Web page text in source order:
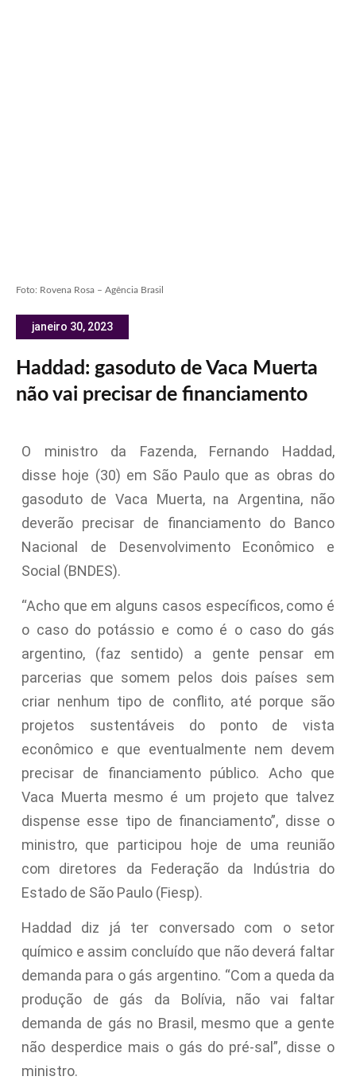
Foto: Rovena Rosa – Agência Brasil
janeiro 30, 2023
Haddad: gasoduto de Vaca Muerta
não vai precisar de financiamento
O ministro da Fazenda, Fernando Haddad,
disse hoje (30) em São Paulo que as obras do
gasoduto de Vaca Muerta, na Argentina, não
deverão precisar de financiamento do Banco
Nacional de Desenvolvimento Econômico e
Social (BNDES).
“Acho que em alguns casos específicos, como é
o caso do potássio e como é o caso do gás
argentino, (faz sentido) a gente pensar em
parcerias que somem pelos dois países sem
criar nenhum tipo de conflito, até porque são
projetos sustentáveis do ponto de vista
econômico e que eventualmente nem devem
precisar de financiamento público. Acho que
Vaca Muerta mesmo é um projeto que talvez
dispense esse tipo de financiamento”, disse o
ministro, que participou hoje de uma reunião
com diretores da Federação da Indústria do
Estado de São Paulo (Fiesp).
Haddad diz já ter conversado com o setor
químico e assim concluído que não deverá faltar
demanda para o gás argentino. “Com a queda da
produção de gás da Bolívia, não vai faltar
demanda de gás no Brasil, mesmo que a gente
não desperdice mais o gás do pré-sal”, disse o
ministro.